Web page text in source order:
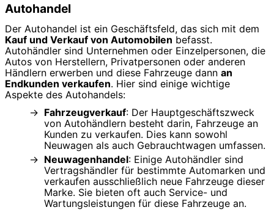
Autohandel
Der Autohandel ist ein Geschäftsfeld, das sich mit dem
Kauf und Verkauf von Automobilen befasst.
Autohändler sind Unternehmen oder Einzelpersonen, die
Autos von Herstellern, Privatpersonen oder anderen
Händlern erwerben und diese Fahrzeuge dann an
Endkunden verkaufen. Hier sind einige wichtige
Aspekte des Autohandels:
Fahrzeugverkauf: Der Hauptgeschäftszweck
von Autohändlern besteht darin, Fahrzeuge an
Kunden zu verkaufen. Dies kann sowohl
Neuwagen als auch Gebrauchtwagen umfassen.
Neuwagenhandel: Einige Autohändler sind
Vertragshändler für bestimmte Automarken und
verkaufen ausschließlich neue Fahrzeuge dieser
Marke. Sie bieten oft auch Service- und
Wartungsleistungen für diese Fahrzeuge an.